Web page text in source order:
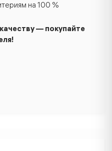
на 100 %
— покупайте